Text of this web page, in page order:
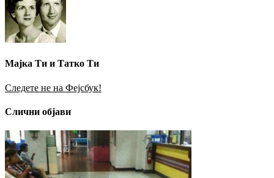
Мајка Ти и Татко Ти
Следете не на Фејсбук!
Слични објави